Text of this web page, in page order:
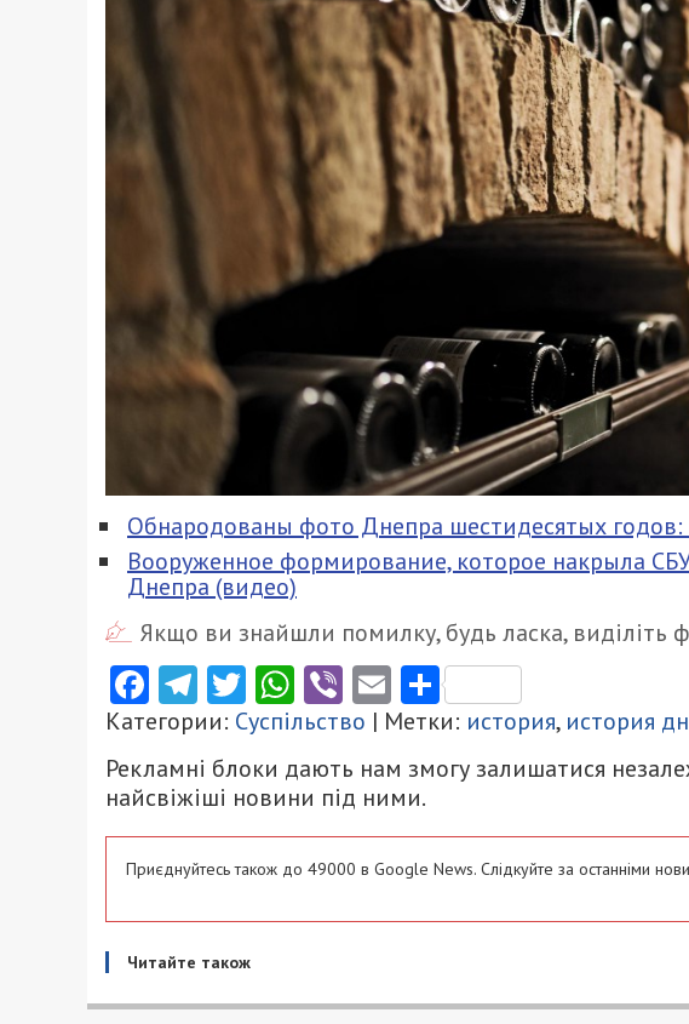
Обнародованы фото Днепра шестидесятых
Вооруженное формирование, которое накрыла
Днепра (видео)
Якщо ви знайшли помилку, будь ласка, виділіть
Facebook
Telegram
Twitter
WhatsApp
ViberEmailПоділитися
Категории: Суспільство | Метки: история, история
Рекламні блоки дають нам змогу залишатися
найсвіжіші новини під ними.
Приєднуйтесь також до 49000 в Google News. Слідкуйте за останніми
Читайте також